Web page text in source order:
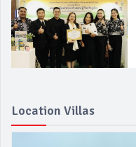
Location Villas